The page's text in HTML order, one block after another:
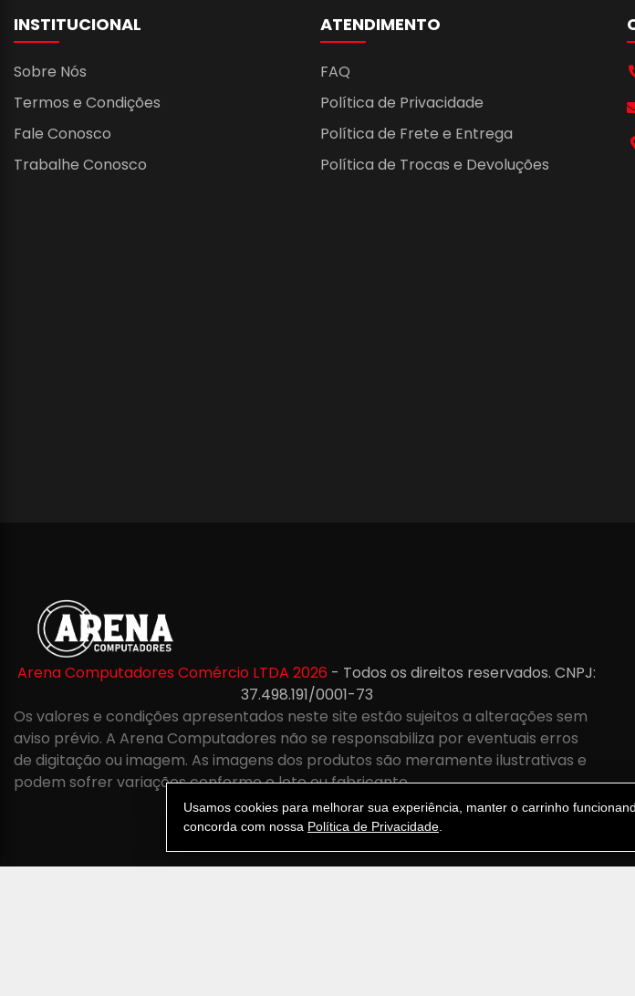
INSTITUCIONAL
Sobre Nós
Termos e Condições
Fale Conosco
Trabalhe Conosco
ATENDIMENTO
FAQ
Política de Privacidade
Política de Frete e Entrega
Política de Trocas e Devoluções
Arena Computadores Comércio LTDA 2026 - Todos os direitos reservados. CNPJ:
37.498.191/0001-73
Os valores e condições apresentados neste site estão sujeitos a alterações sem
aviso prévio. A Arena Computadores não se responsabiliza por eventuais erros
de digitação ou imagem. As imagens dos produtos são meramente ilustrativas e
podem sofrer variações conforme o lote ou fabricante.
Usamos cookies para melhorar sua experiência, manter o carrinho
concorda com nossa Política de Privacidade